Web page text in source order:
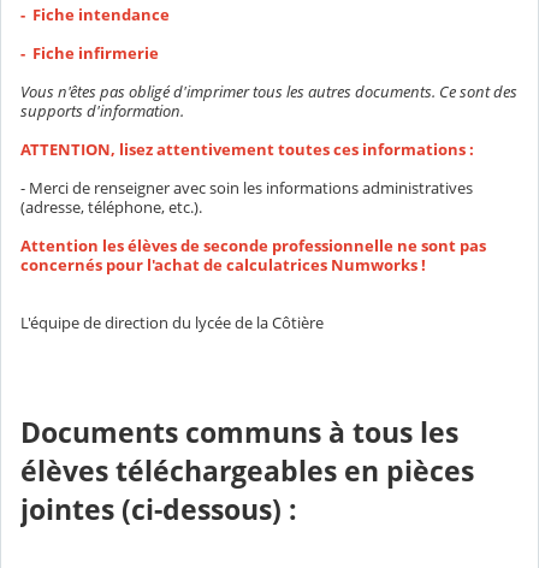
- Fiche intendance
- Fiche infirmerie
Vous n'êtes pas obligé d'imprimer tous les autres documents. Ce sont des
supports d'information.
ATTENTION, lisez attentivement toutes ces informations :
- Merci de renseigner avec soin les informations administratives
(adresse, téléphone, etc.).
Attention les élèves de seconde professionnelle ne sont pas
concernés pour l'achat de calculatrices Numworks !
L'équipe de direction du lycée de la Côtière
Documents communs à tous les
élèves téléchargeables en pièces
jointes (ci-dessous) :